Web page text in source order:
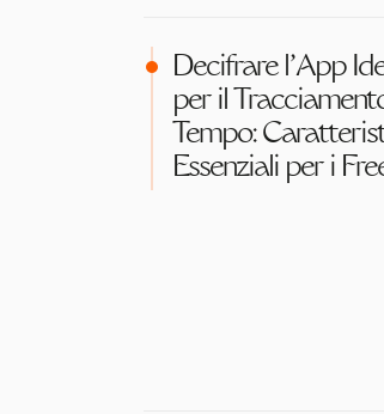
Decifrare l'App
per il
Tempo:
Essenziali per i